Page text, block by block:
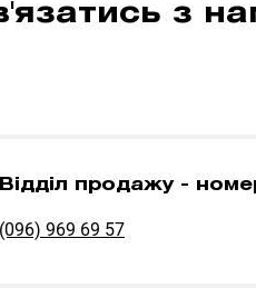
з
Відділ продажу -
(096) 969 69 57